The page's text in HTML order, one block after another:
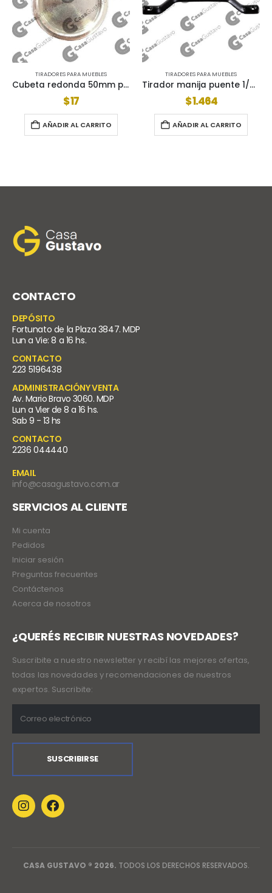
Cubeta redonda 50mm platil 24330110
TIRADORES PARA MUEBLES
Tirador manija puente 1/2 caña 12x100mm 1557-10
$
AÑADIR AL CARRITO
TIRADORES PARA MUEBLES
$2.332
AÑADIR AL CARRITO
CONTACTO
DEPÓSITO
Fortunato de la Plaza 3847. MDP
Lun a Vie: 8 a 16 hs.
CONTACTO
223 5196438
ADMINISTRACIÓNY VENTA
Av. Mario Bravo 3060. MDP
Lun a Vier de 8 a 16 hs.
Sab 9 - 13 hs
CONTACTO
2236 044440
EMAIL
info@casagustavo.com.ar
SERVICIOS AL CLIENTE
Mi cuenta
Pedidos
Iniciar sesión
Preguntas frecuentes
Contáctenos
Acerca de nosotros
¿QUERÉS RECIBIR NUESTRAS NOVEDADES?
Suscribite a nuestro newsletter y recibí las mejores ofertas,
todas las novedades y recomendaciones de nuestros
expertos. Suscribite:
CASA GUSTAVO ® 2026. TODOS LOS DERECHOS RESERVADOS.